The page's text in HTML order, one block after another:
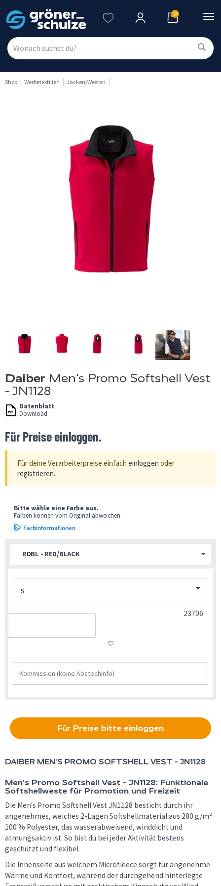
0
Shop Werbetextilien Jacken/Westen
Daiber Men's Promo Softshell Vest
- JN1128
Datenblatt
Download
Für Preise einloggen.
Für deine Verarbeiterpreise einfach einloggen oder
registrieren.
RDBL - RED/BLACK
Bitte wähle eine Farbe aus.
Farben können vom Original abweichen.
Farbinformationen
23706
Für Preise bitte einloggen
DAIBER MEN'S PROMO SOFTSHELL VEST - JN1128
Men's Promo Softshell Vest - JN1128: Funktionale
Softshellweste für Promotion und Freizeit
Die Men's Promo Softshell Vest JN1128 besticht durch ihr
angenehmes, weiches 2-Lagen Softshellmaterial aus 280 g/m²
100 % Polyester, das wasserabweisend, winddicht und
atmungsaktiv ist. So bist du bei jeder Aktivität bestens
geschützt und flexibel.
Die Innenseite aus weichem Microfleece sorgt für angenehme
Wärme und Komfort, während der durchgehend hinterlegte